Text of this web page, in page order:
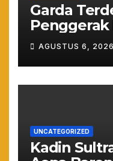
Garda
Penggerak
Resmi
Asta Cita
AGUSTUS 6, 2026
UNCATEGORIZED
Kadin